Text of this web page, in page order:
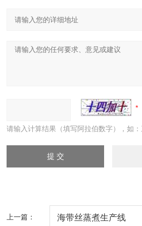
请输入计算结果（填写阿拉伯数字），如
上一篇： 海带丝蒸煮生产线